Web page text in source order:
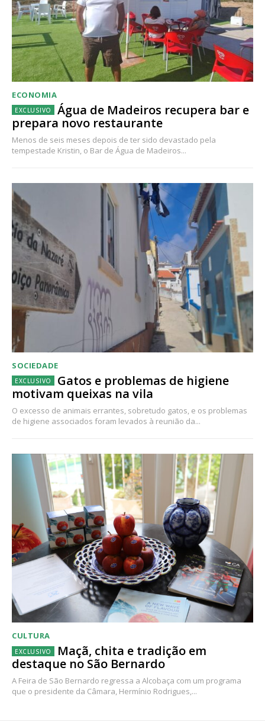
ECONOMIA
Água de Madeiros recupera bar e
prepara novo restaurante
Menos de seis meses depois de ter sido devastado pela
tempestade Kristin, o Bar de Água de Madeiros...
SOCIEDADE
Gatos e problemas de higiene
motivam queixas na vila
O excesso de animais errantes, sobretudo gatos, e os problemas
de higiene associados foram levados à reunião da...
CULTURA
Maçã, chita e tradição em
destaque no São Bernardo
A Feira de São Bernardo regressa a Alcobaça com um programa
que o presidente da Câmara, Hermínio Rodrigues,...